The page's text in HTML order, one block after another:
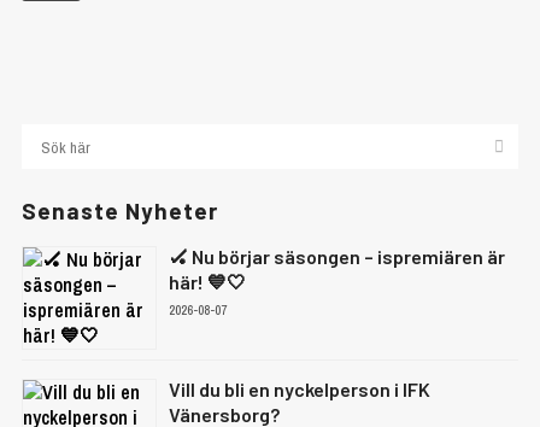
Senaste Nyheter
🏑 Nu börjar säsongen – ispremiären är
här! 💙🤍
2026-08-07
Vill du bli en nyckelperson i IFK
Vänersborg?